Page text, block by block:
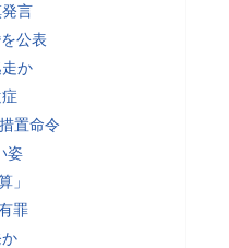
言
公表
か
置命令
姿
」
罪